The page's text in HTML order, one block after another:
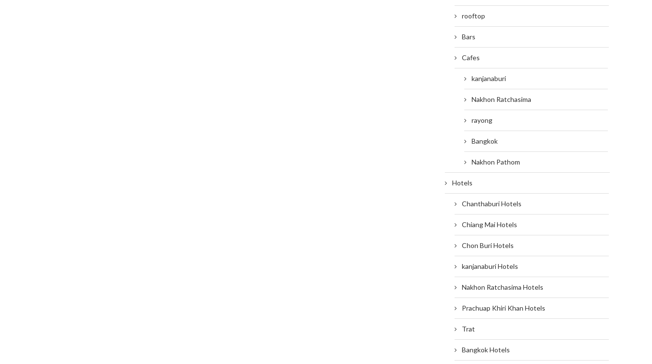
rooftop
Bars
Cafes
kanjanaburi
Nakhon Ratchasima
rayong
Bangkok
Nakhon Pathom
Hotels
Chanthaburi Hotels
Chiang Mai Hotels
Chon Buri Hotels
kanjanaburi Hotels
Nakhon Ratchasima Hotels
Prachuap Khiri Khan Hotels
Trat
Bangkok Hotels